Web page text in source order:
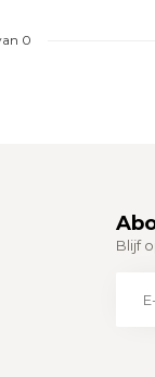
0
Blijf